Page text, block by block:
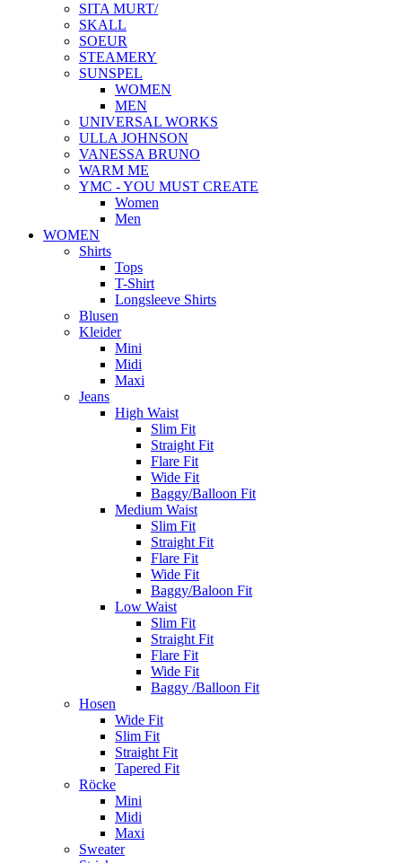
SITA MURT/
SKALL
SOEUR
STEAMERY
SUNSPEL
WOMEN
MEN
UNIVERSAL WORKS
ULLA JOHNSON
VANESSA BRUNO
WARM ME
YMC - YOU MUST CREATE
Women
Men
WOMEN
Shirts
Tops
T-Shirt
Longsleeve Shirts
Blusen
Kleider
Mini
Midi
Maxi
Jeans
High Waist
Slim Fit
Straight Fit
Flare Fit
Wide Fit
Baggy/Balloon Fit
Medium Waist
Slim Fit
Straight Fit
Flare Fit
Wide Fit
Baggy/Baloon Fit
Low Waist
Slim Fit
Straight Fit
Flare Fit
Wide Fit
Baggy /Balloon Fit
Hosen
Wide Fit
Slim Fit
Straight Fit
Tapered Fit
Röcke
Mini
Midi
Maxi
Sweater